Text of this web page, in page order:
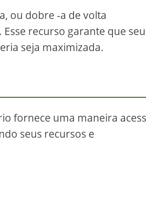
ou dobre -a de volta
recurso garante que seu
seja maximizada.
fornece uma maneira
seus recursos e